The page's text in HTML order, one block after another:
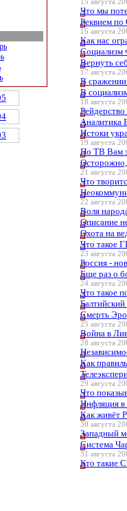
15 августа
Что мы
Реквием
16 августа
Как нас
Социализм
Вернуть
17 августа
В сражении
В
18 августа
Аналитика
Истоки
19 августа
По ТВ Вам
21 августа
Что
22 августа
Воля
Описание
Охота на
Что такое
23 августа
Россия -
Еще раз о
24 августа
Что такое
Смерть
25 августа
Война в
28 августа
Как
29 августа
Что
Инфляция в
Как живёт
30 августа
Западный
Система
31 августа
Кто такие